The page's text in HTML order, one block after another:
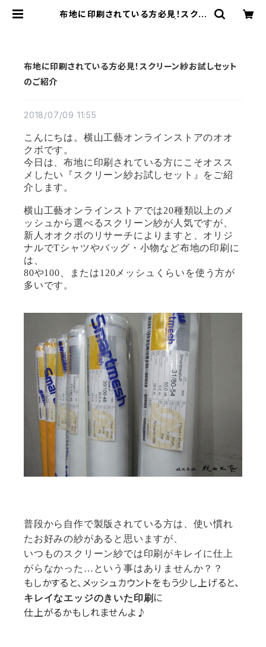
布地に印刷されている方必見！スクリ
布地に印刷されている方必見！スクリーン紗お試しセット
のご紹介
2018/07/09 11:55
こんにちは。横山工藝オンラインストアのオオ
クボです。
今日は、布地に印刷されている方にこそオスス
メしたい『スクリーン紗お試しセット』をご紹
介します。
横山工藝オンラインストアでは20種類以上のメ
ッシュから選べるスクリーン紗が人気ですが、
新人オオクボのリサーチによりますと、オリジ
ナルでTシャツやバッグ・小物など布地の印刷に
は、
80や100 、または120 メッシュくらいを使う方が
多いです。
普段から自作で製版されている方は、使い慣れ
たお好みの紗があると思いますが、
いつものスクリーン紗では印刷がキレイに仕上
がらなかった…という事はありませんか？？
もしかすると、メッシュカウントをもう少し上げると、
キレイなエッジのきいた印刷 に
仕上がるかもしれませんよ♪